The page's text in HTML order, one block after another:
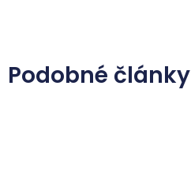
Podobné články